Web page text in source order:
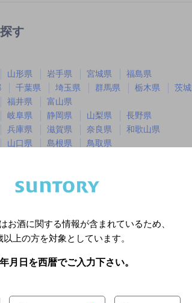
す
山形県 岩手県 宮城県
福島県
千葉県 埼玉県 群馬県 栃木県
茨
福井県
富山県
岐阜県 静岡県 山梨県
長野県
兵庫県 滋賀県 奈良県
和歌山県
山口県 島根県
鳥取県
※店舗によりハイボール取り扱い銘
お酒に関する情報が含まれているため、
以上の方を対象としています。
月日を西暦でご入力下さい。